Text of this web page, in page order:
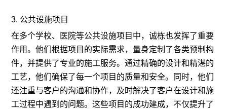
3. 公共设施项目
在多个学校、医院等公共设施项目中，诚栋也发挥了重要
作用。他们根据项目的实际需求，量身定制了各类预制构
件，并提供了专业的施工服务。通过精确的设计和精湛的
工艺，他们确保了每一个项目的质量和安全。同时，他们
还注重与客户的沟通和协作，及时解决了客户在设计和施
工过程中遇到的问题。这些项目的成功建成，不仅提升了